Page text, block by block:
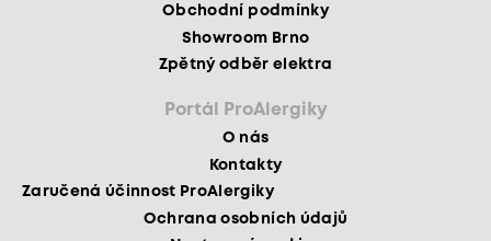
Obchodní podmínky
Showroom Brno
Zpětný odběr elektra
Portál ProAlergiky
O nás
Kontakty
Zaručená účinnost ProAlergiky
Ochrana osobních údajů